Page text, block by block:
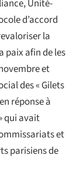
Unité-
d’accord
la
paix afin de les
et
des « Gilets
réponse à
qui avait
et
parisiens de